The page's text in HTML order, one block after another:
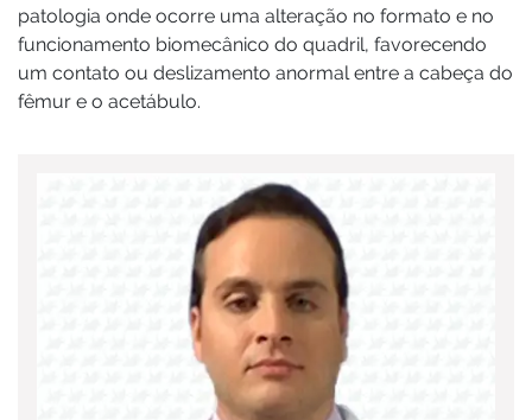
patologia onde ocorre uma alteração no formato e no
funcionamento biomecânico do quadril, favorecendo
um contato ou deslizamento anormal entre a cabeça do
fêmur e o acetábulo.